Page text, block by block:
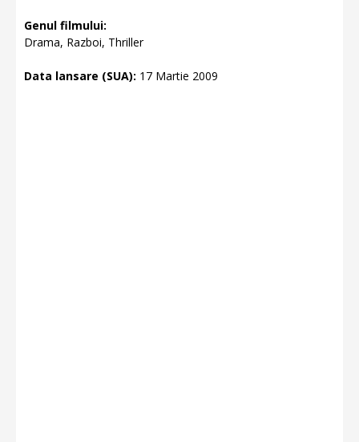
Genul filmului:
Drama, Razboi, Thriller
Data lansare (SUA): 17 Martie 2009